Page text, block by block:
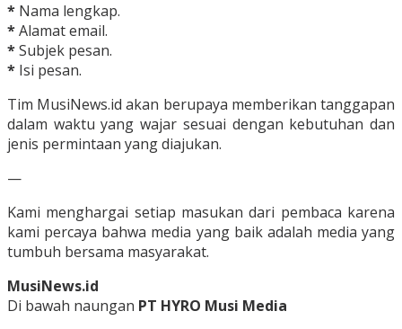
* Nama lengkap.
*Alamat email.
*Subjek pesan.
* Isi pesan.
Tim MusiNews.id akan berupaya memberikan tanggapan
dalam waktu yang wajar sesuai dengan kebutuhan dan
jenis permintaan yang diajukan.
—
Kami menghargai setiap masukan dari pembaca karena
kami percaya bahwa media yang baik adalah media yang
tumbuh bersama masyarakat.
MusiNews.id
Di bawah naungan PT HYRO Musi Media